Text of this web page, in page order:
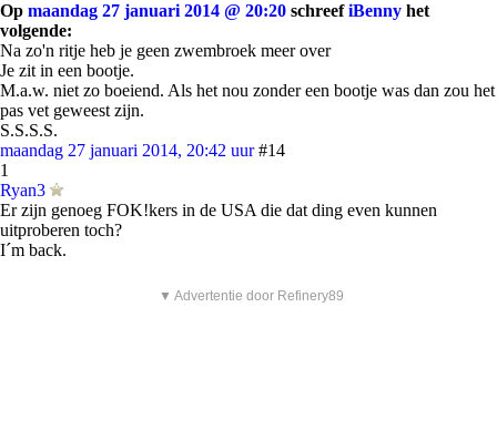
Op maandag 27 januari 2014 @ 20:20 schreefiBenny het
volgende:
Na zo'n ritje heb je geen zwembroek meer over
Je zit in een bootje.
M.a.w. niet zo boeiend. Als het nou zonder een bootje was dan zou het
pas vet geweest zijn.
S.S.S.S.
maandag 27 januari 2014, 20:42 uur #14
1
Ryan3
Er zijn genoeg FOK!kers in de USA die dat ding even kunnen
uitproberen toch?
I´m back.
▼ Advertentie door Refinery89